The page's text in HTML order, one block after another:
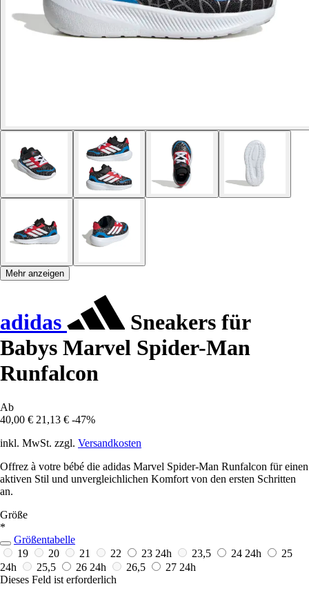
Mehr anzeigen
adidas
Sneakers für
Babys Marvel Spider-Man
Runfalcon
Ab
40,00 € 21,13 € -47%
inkl. MwSt. zzgl. Versandkosten
Offrez à votre bébé die adidas Marvel Spider-Man Runfalcon für einen
aktiven Stil und unvergleichlichen Komfort von den ersten Schritten
an.
Größe
*
Größentabelle
19
20 21 22 23 24h 23,5 24 24h
25
24h
25,5 26 24h 26,5 27 24h
Dieses Feld ist erforderlich